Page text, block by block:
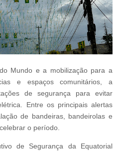
Mundo e a mobilização para a
e espaços comunitários, a
de segurança para evitar
Entre os principais alertas
de bandeiras, bandeirolas e
o período.
de Segurança da Equatorial